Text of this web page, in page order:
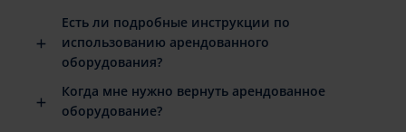
Есть ли подробные инструкции по
использованию арендованного
оборудования?
Когда мне нужно вернуть арендованное
оборудование?